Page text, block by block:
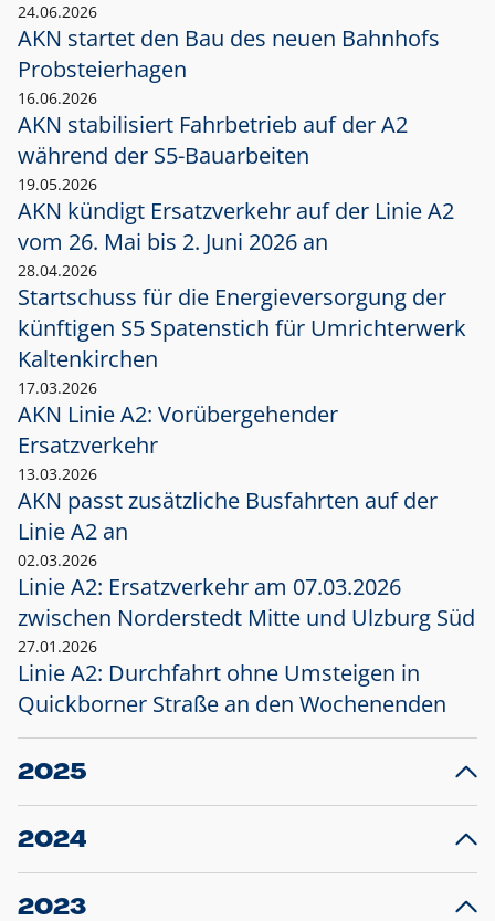
24.06.2026
AKN startet den Bau des neuen Bahnhofs
Probsteierhagen
16.06.2026
AKN stabilisiert Fahrbetrieb auf der A2
während der S5-Bauarbeiten
19.05.2026
AKN kündigt Ersatzverkehr auf der Linie A2
vom 26. Mai bis 2. Juni 2026 an
28.04.2026
Startschuss für die Energieversorgung der
künftigen S5 Spatenstich für Umrichterwerk
Kaltenkirchen
17.03.2026
AKN Linie A2: Vorübergehender
Ersatzverkehr
13.03.2026
AKN passt zusätzliche Busfahrten auf der
Linie A2 an
02.03.2026
Linie A2: Ersatzverkehr am 07.03.2026
zwischen Norderstedt Mitte und Ulzburg Süd
27.01.2026
Linie A2: Durchfahrt ohne Umsteigen in
Quickborner Straße an den Wochenenden
2025
23.12.2025
Projekt S5: Start der Bauarbeiten am
2024
10.12.2024
Großprojekt S5: Sperrung der Bahnstraße in
2023